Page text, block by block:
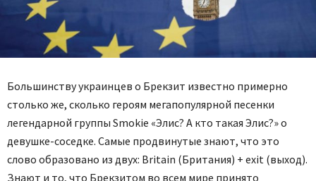
Большинству украинцев о Брекзит известно примерно
столько же, сколько героям мегапопулярной песенки
легендарной группы Smokie «Элис? А кто такая Элис?» о
девушке-соседке. Самые продвинутые знают, что это
слово образовано из двух: Britain (Британия) + exit (выход).
Знают и то, что Брекзитом во всем мире принято